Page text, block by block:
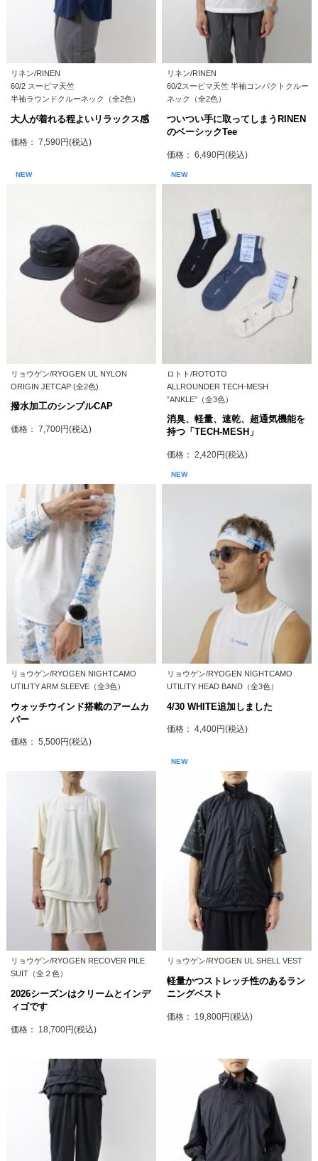
リネン/RINEN
60/2 スーピマ天竺
半袖ラウンドクルーネック（全2色）
大人が着れる程よいリラックス感
価格： 7,590円(税込)
リネン/RINEN
60/2スーピマ天竺 半袖コンパクトクルー
ネック（全2色）
ついつい手に取ってしまうRINEN
のベーシックTee
価格： 6,490円(税込)
NEW
リョウゲン/RYOGEN UL NYLON
ORIGIN JETCAP (全2色)
撥水加工のシンプルCAP
価格： 7,700円(税込)
NEW
ロトト/ROTOTO
ALLROUNDER TECH-MESH
”ANKLE”（全3色）
消臭、軽量、速乾、超通気機能を
持つ「TECH-MESH」
価格： 2,420円(税込)
リョウゲン/RYOGEN NIGHTCAMO
UTILITY ARM SLEEVE（全3色）
ウォッチウインド搭載のアームカ
バー
価格： 5,500円(税込)
NEW
リョウゲン/RYOGEN NIGHTCAMO
UTILITY HEAD BAND（全3色）
4/30 WHITE追加しました
価格： 4,400円(税込)
リョウゲン/RYOGEN RECOVER PILE
SUIT（全２色）
2026シーズンはクリームとインデ
ィゴです
価格： 18,700円(税込)
NEW
リョウゲン/RYOGEN UL SHELL VEST
軽量かつストレッチ性のあるラン
ニングベスト
価格： 19,800円(税込)